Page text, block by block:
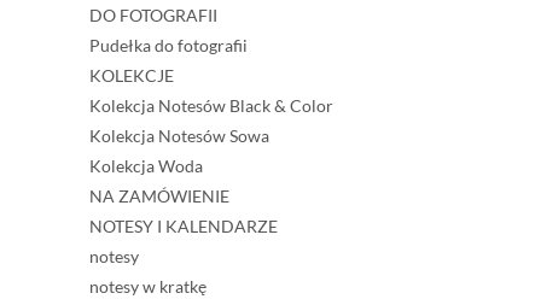
DO FOTOGRAFII
Pudełka do fotografii
KOLEKCJE
Kolekcja Notesów Black & Color
Kolekcja Notesów Sowa
Kolekcja Woda
NA ZAMÓWIENIE
NOTESY I KALENDARZE
notesy
notesy w kratkę